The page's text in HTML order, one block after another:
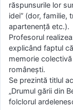
răspunsurile lor
idei” (dor, familie,
apartenență etc.).
Profesorul
explicând faptul
memorie
românești.
Se prezintă titlul
„Drumul gării din
folclorul